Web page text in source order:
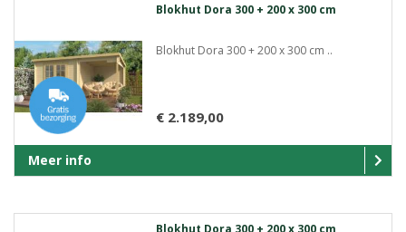
Blokhut Dora 300 + 200 x 300 cm
Blokhut Dora 300 + 200 x 300 cm ..
€ 2.189,00
Meer info